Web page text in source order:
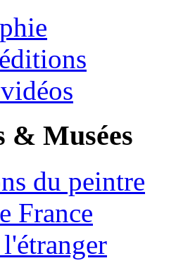
& Musées
du peintre
France